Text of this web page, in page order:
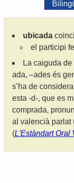
ubicada
el participi
La caiguda
ada, –ades és
s’ha de
esta -d-, que es
comprada,
al valencià parlat
(L'Estàndart Oral